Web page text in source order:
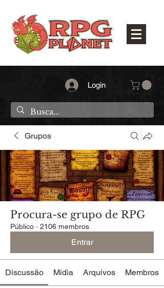
Login
Grupos
Procura-se grupo de RPG
Público · 2106 membros
Entrar
Discussão Mídia Arquivos Membros